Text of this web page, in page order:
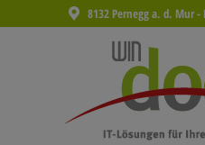
8132 Pernegg a. d. Mur -
START